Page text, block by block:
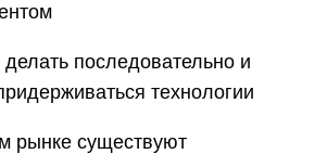
последовательно и
технологии
рынке существуют